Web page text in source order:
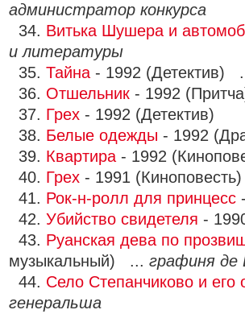
администратор конкурса
34. Витька Шушера и
и литературы
35. Тайна - 1992 (Детектив)
36. Отшельник - 1992
37. Грех - 1992 (Детектив)
38. Белые одежды - 1992
39. Квартира - 1992
40. Грех - 1991
41. Рок-н-ролл для принцесс
42. Убийство свидетеля -
43. Руанская дева по
музыкальный) ... графиня де
44. Село Степанчиково и его
генеральша